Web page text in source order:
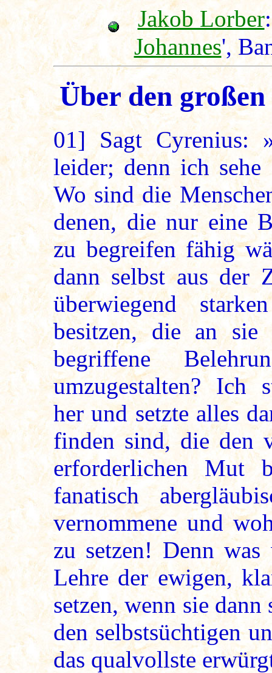
Jakob Lorber
Johannes',
Über den
01] Sagt Cyrenius:
leider; denn ich
Wo sind die
denen, die nur eine
zu begreifen fähig
dann selbst aus der
überwiegend
besitzen, die an sie
begriffene
umzugestalten? Ich
her und setzte alles
finden sind, die den
erforderlichen Mut
fanatisch
vernommene und
zu setzen! Denn
Lehre der ewigen,
setzen, wenn sie dann
den selbstsüchtigen
das qualvollste